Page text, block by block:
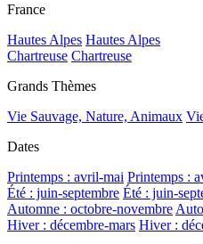
France
Hautes Alpes Hautes Alpes
Chartreuse Chartreuse
Grands Thèmes
Vie Sauvage, Nature, Animaux
Dates
Printemps : avril-mai Printemps :
Été : juin-septembre Été : juin-
Automne : octobre-novembre
Hiver : décembre-mars Hiver :